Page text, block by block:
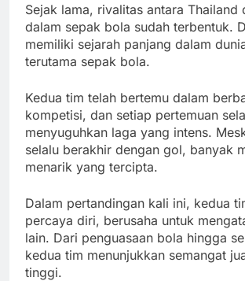
Sejak lama, rivalitas antara Thailand
dalam sepak bola sudah terbentuk.
memiliki sejarah panjang dalam
terutama sepak bola.
Kedua tim telah bertemu dalam
kompetisi, dan setiap pertemuan
menyuguhkan laga yang intens.
selalu berakhir dengan gol, banyak
menarik yang tercipta.
Dalam pertandingan kali ini, kedua
percaya diri, berusaha untuk
lain. Dari penguasaan bola hingga
kedua tim menunjukkan semangat
tinggi.